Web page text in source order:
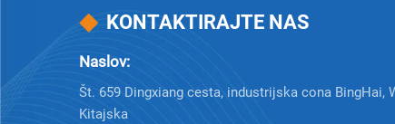
KONTAKTIRAJTE NAS
Naslov:
Št. 659 Dingxiang cesta, industrijska cona BingHai,
Kitajska